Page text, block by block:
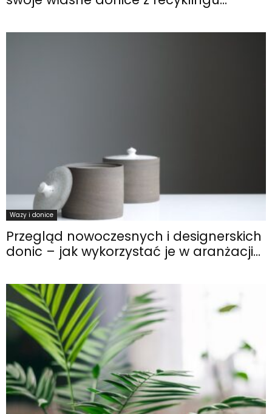
Wazy i donice
Przegląd nowoczesnych i designerskich
donic – jak wykorzystać je w aranżacji...